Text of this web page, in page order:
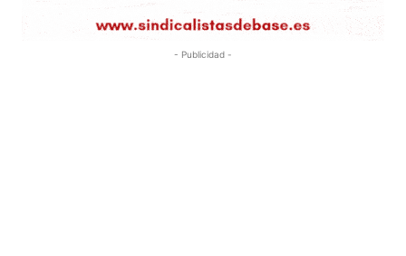
- Publicidad -